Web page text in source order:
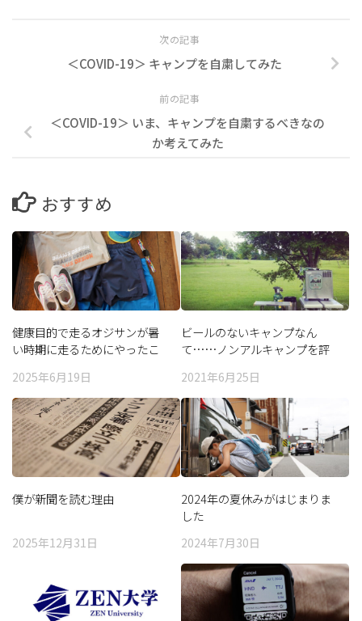
次の記事
＜COVID-19＞ キャンプを自粛してみた
前の記事
＜COVID-19＞ いま、キャンプを自粛するべきなの
か考えてみた
おすすめ
健康目的で走るオジサンが暑
い時期に走るためにやったこ
2025年6月19日
ビールのないキャンプなん
て……ノンアルキャンプを評
2021年6月25日
僕が新聞を読む理由
2025年12月31日
2024年の夏休みがはじまりま
した
2024年7月30日